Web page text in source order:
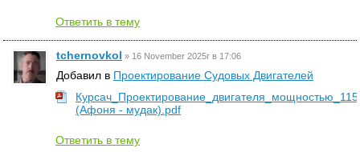
Ответить в тему
tchernovkol » 16 November 2025г в 17:06
Добавил в Проектирование Судовых Двигателей
(Афоня - мудак).pdf
Ответить в тему